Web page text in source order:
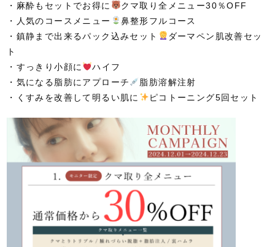
・麻酔もセットでお得に
クマ取り全メニュー30％OFF
・人気のコースメニュー
鼻整形フルコース
・鎮静まで出来るパック込みセット
ダーマペン肌改善セッ
ト
・すっきり小顔に
ハイフ
・気になる脂肪にアプローチ
脂肪溶解注射
・くすみを改善して明るい肌に
ピコトーニング5回セット